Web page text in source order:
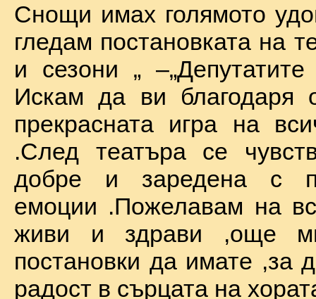
Снощи имах голямото
гледам постановката на
и сезони „
Искам да ви благодаря
прекрасната игра на
.След театъра се
добре и заредена с
емоции .Пожелавам на
живи и здрави ,още
постановки да имате ,за
радост в сърцата на